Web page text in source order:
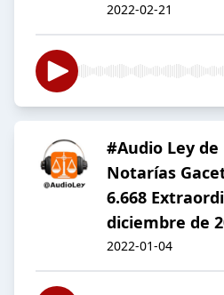
2022-02-21
#Audio Ley
Notarías
6.668
diciembre de
2022-01-04